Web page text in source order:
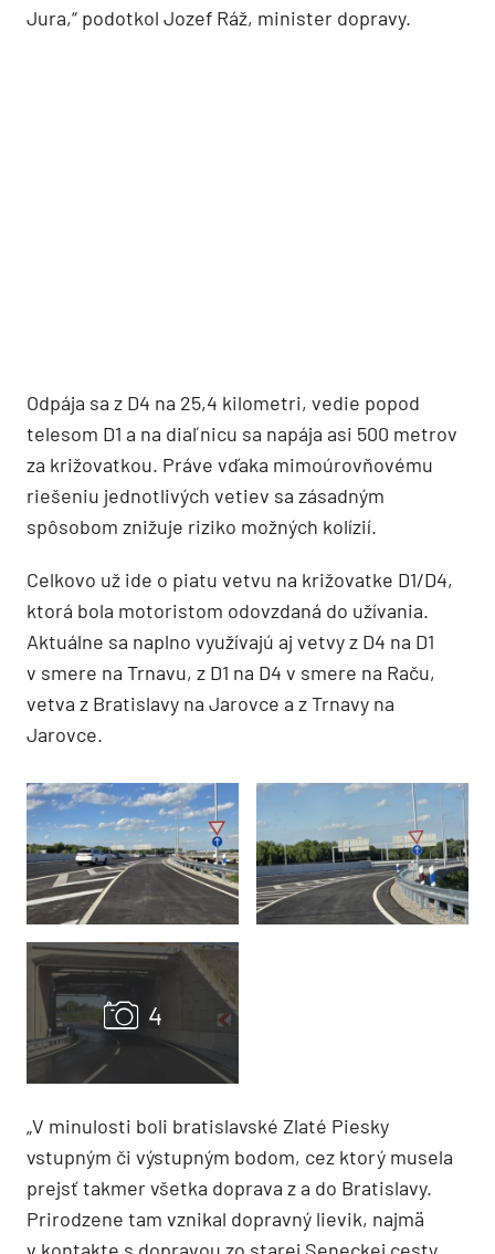
Jura,“ podotkol Jozef Ráž, minister dopravy.
Odpája sa z D4 na 25,4 kilometri, vedie popod
telesom D1 a na diaľnicu sa napája asi 500 metrov
za križovatkou. Práve vďaka mimoúrovňovému
riešeniu jednotlivých vetiev sa zásadným
spôsobom znižuje riziko možných kolízií.
Celkovo už ide o piatu vetvu na križovatke D1/D4,
ktorá bola motoristom odovzdaná do užívania.
Aktuálne sa naplno využívajú aj vetvy z D4 na D1
v smere na Trnavu, z D1 na D4 v smere na Raču,
vetva z Bratislavy na Jarovce a z Trnavy na
Jarovce.
„V minulosti boli bratislavské Zlaté Piesky
vstupným či výstupným bodom, cez ktorý musela
prejsť takmer všetka doprava z a do Bratislavy.
Prirodzene tam vznikal dopravný lievik, najmä